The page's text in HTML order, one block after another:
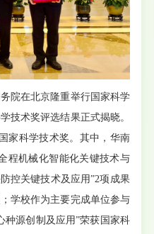
院在北京隆重举行国家科学
技术奖评选结果正式揭晓。
家科学技术奖。其中，华南
程机械化智能化关键技术与
控关键技术及应用”2项成果
学校作为主要完成单位参与
种源创制及应用”荣获国家科